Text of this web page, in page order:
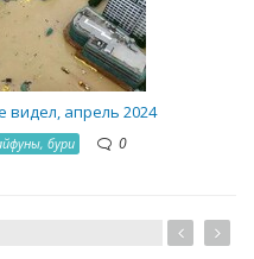
видел, апрель 2024
бури 0